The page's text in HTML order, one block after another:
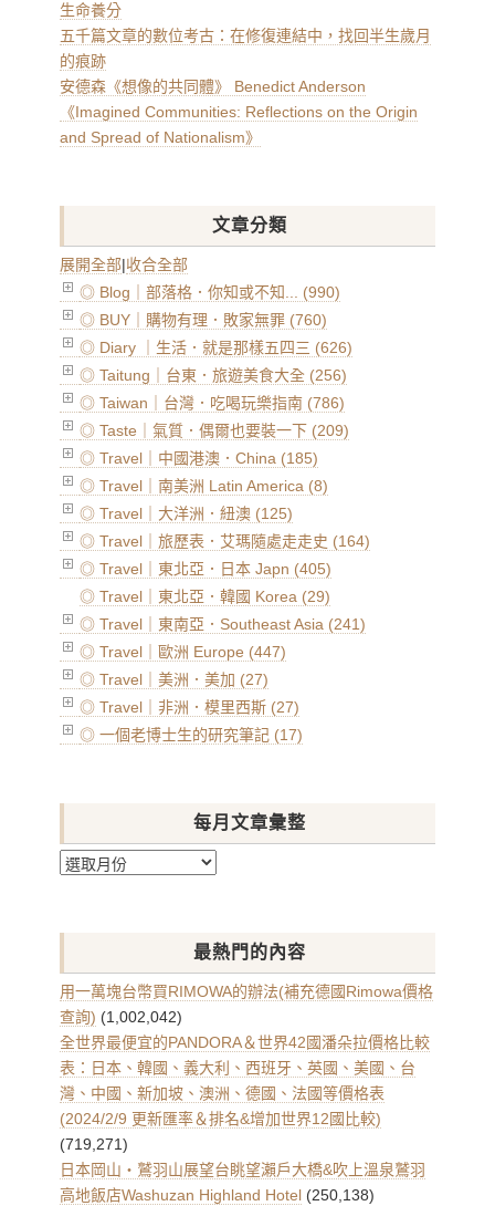
生命養分
五千篇文章的數位考古：在修復連結中，找回半生歲月
的痕跡
安德森《想像的共同體》 Benedict Anderson
《Imagined Communities: Reflections on the Origin
and Spread of Nationalism》
文章分類
展開全部|收合全部
◎ Blog｜部落格．你知或不知... (990)
◎ BUY｜購物有理．敗家無罪 (760)
◎ Diary ｜生活．就是那樣五四三 (626)
◎ Taitung｜台東．旅遊美食大全 (256)
◎ Taiwan｜台灣．吃喝玩樂指南 (786)
◎ Taste｜氣質．偶爾也要裝一下 (209)
◎ Travel｜中國港澳．China (185)
◎ Travel｜南美洲 Latin America (8)
◎ Travel｜大洋洲．紐澳 (125)
◎ Travel｜旅歷表．艾瑪隨處走走史 (164)
◎ Travel｜東北亞．日本 Japn (405)
◎ Travel｜東北亞．韓國 Korea (29)
◎ Travel｜東南亞．Southeast Asia (241)
◎ Travel｜歐洲 Europe (447)
◎ Travel｜美洲．美加 (27)
◎ Travel｜非洲．模里西斯 (27)
◎ 一個老博士生的研究筆記 (17)
每月文章彙整
每
章
整
最熱門的內容
用一萬塊台幣買RIMOWA的辦法(補充德國Rimowa價格
查詢) (1,002,042)
全世界最便宜的PANDORA＆世界42國潘朵拉價格比較
表：日本、韓國、義大利、西班牙、英國、美國、台
灣、中國、新加坡、澳洲、德國、法國等價格表
(2024/2/9 更新匯率＆排名&增加世界12國比較)
(719,271)
日本岡山・鷲羽山展望台眺望瀨戶大橋&吹上溫泉鷲羽
高地飯店Washuzan Highland Hotel (250,138)